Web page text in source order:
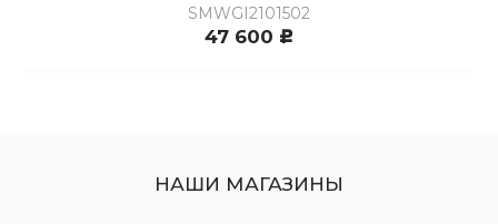
SMWGI2101502
47 600 c
НАШИ МАГАЗИНЫ